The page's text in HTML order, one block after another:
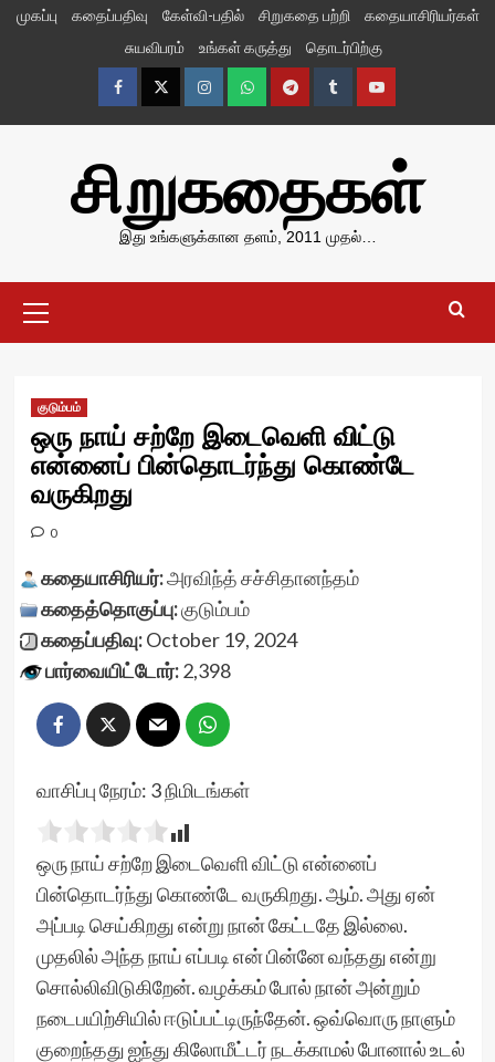
Skipமுகப்பு கதைப்பதிவு கேள்வி-பதில் சிறுகதை பற்றி
கதையாசிரியர்கள்
சுயவிபரம்
உங்கள் கருத்து தொடர்பிற்கு
FacebookTwitterInstagramWhatsappTelegramTumblrYouTube
சிறுகதைகள்
இது உங்களுக்கான தளம், 2011 முதல்…
Menu
குடும்பம்
ஒரு நாய் சற்றே இடைவெளி விட்டு
என்னைப் பின்தொடர்ந்து கொண்டே
வருகிறது
0
கதையாசிரியர்:அரவிந்த் சச்சிதானந்தம்
கதைத்தொகுப்பு:குடும்பம்
கதைப்பதிவு:October 19, 2024
பார்வையிட்டோர்:2,398
வாசிப்பு நேரம்: 3நிமிடங்கள்
ஒரு நாய் சற்றே இடைவெளி விட்டு என்னைப்
பின்தொடர்ந்து கொண்டே வருகிறது. ஆம். அது ஏன்
அப்படி செய்கிறது என்று நான் கேட்டதே இல்லை.
முதலில் அந்த நாய் எப்படி என் பின்னே வந்தது என்று
சொல்லிவிடுகிறேன். வழக்கம் போல் நான் அன்றும்
நடைபயிற்சியில் ஈடுப்பட்டிருந்தேன். ஒவ்வொரு நாளும்
குறைந்தது ஐந்து கிலோமீட்டர் நடக்காமல் போனால் உடல்